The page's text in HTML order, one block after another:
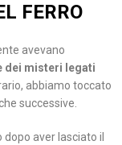
FERRO
avevano
dei misteri legati
abbiamo toccato
successive.
dopo aver lasciato il